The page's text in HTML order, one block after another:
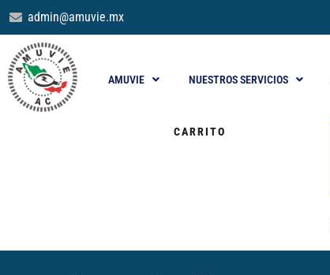
admin@amuvie.mx
AMUVIE NUESTROS SERVICIOS
CARRITO